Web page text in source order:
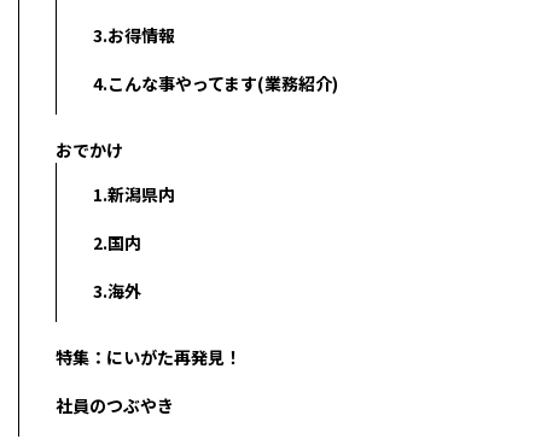
3.お得情報
4.こんな事やってます(業務紹介)
おでかけ
1.新潟県内
2.国内
3.海外
特集：にいがた再発見！
社員のつぶやき